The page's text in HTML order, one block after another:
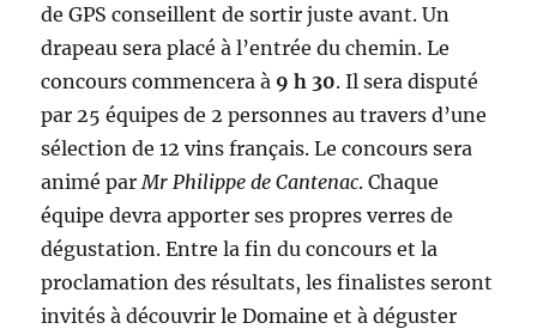
de GPS conseillent de sortir juste avant. Un
drapeau sera placé à l’entrée du chemin. Le
concours commencera à 9 h 30. Il sera disputé
par 25 équipes de 2 personnes au travers d’une
sélection de 12 vins français. Le concours sera
animé par Mr Philippe de Cantenac. Chaque
équipe devra apporter ses propres verres de
dégustation. Entre la fin du concours et la
proclamation des résultats, les finalistes seront
invités à découvrir le Domaine et à déguster